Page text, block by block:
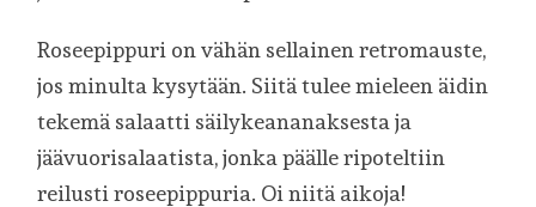
Roseepippuri on vähän sellainen retromauste,
jos minulta kysytään. Siitä tulee mieleen äidin
tekemä salaatti säilykeananaksesta ja
jäävuorisalaatista, jonka päälle ripoteltiin
reilusti roseepippuria. Oi niitä aikoja!